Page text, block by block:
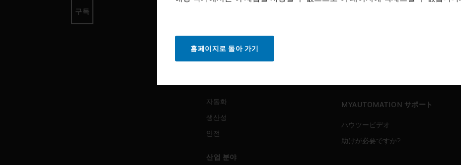
구독
생산성
안전
자동화
생산성
안전
산업 분야
구매처
MYAUTOMATION サポート
ハウツービデオ
助けが必要ですか?
홈페이지로 돌아 가기